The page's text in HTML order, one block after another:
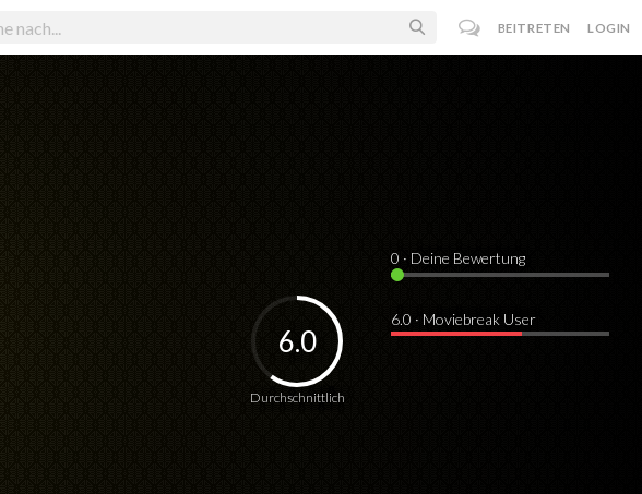
BEITRETEN LOGIN
Durchschnittlich
6.0
0 · Deine Bewertung
6.0 · Moviebreak User